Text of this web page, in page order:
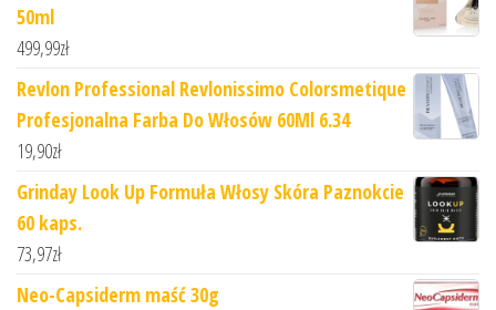
50ml
499,99zł
Revlon Professional Revlonissimo Colorsmetique
Profesjonalna Farba Do Włosów 60Ml 6.34
19,90zł
Grinday Look Up Formuła Włosy Skóra Paznokcie
60 kaps.
73,97zł
Neo-Capsiderm maść 30g